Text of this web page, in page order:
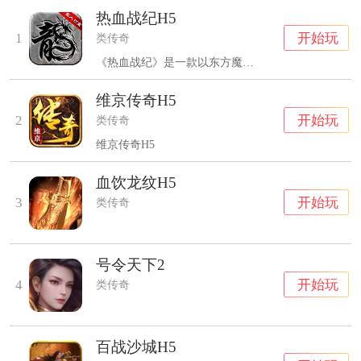
1
热血战纪H5
类传奇
开始玩
2
维京传奇H5
类传奇
维京传奇H5
开始玩
3
血饮龙纹H5
类传奇 开始玩
4
号令天下2
类传奇 开始玩
百战沙城H5